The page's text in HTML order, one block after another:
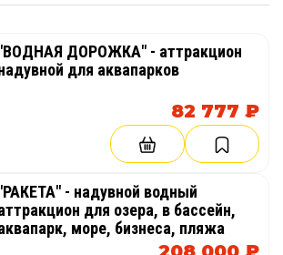
ДОРОЖКА" - аттракцион
для аквапарков
82 777 ₽
- надувной водный
для озера, в бассейн,
море, бизнеса, пляжа